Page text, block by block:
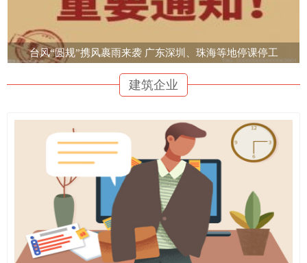
台风“圆规”携风裹雨来袭 广东深圳、珠海等地停课停工
建筑企业